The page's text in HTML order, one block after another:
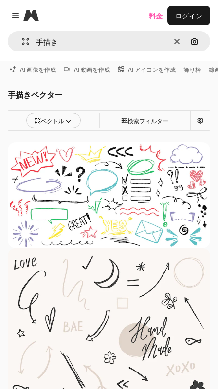
Close menu
Magnific
消去 画像で
料金 ログイン
AI 画像を作成 AI 動画を作成 AI アイコンを作成 飾り枠 線
手描きベクター
ベクトル 検索フィルター